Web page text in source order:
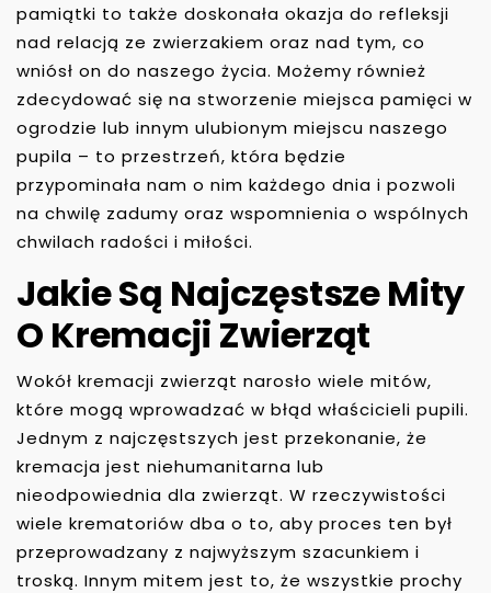
pamiątki to także doskonała okazja do refleksji
nad relacją ze zwierzakiem oraz nad tym, co
wniósł on do naszego życia. Możemy również
zdecydować się na stworzenie miejsca pamięci w
ogrodzie lub innym ulubionym miejscu naszego
pupila – to przestrzeń, która będzie
przypominała nam o nim każdego dnia i pozwoli
na chwilę zadumy oraz wspomnienia o wspólnych
chwilach radości i miłości.
Jakie Są Najczęstsze Mity
O Kremacji Zwierząt
Wokół kremacji zwierząt narosło wiele mitów,
które mogą wprowadzać w błąd właścicieli pupili.
Jednym z najczęstszych jest przekonanie, że
kremacja jest niehumanitarna lub
nieodpowiednia dla zwierząt. W rzeczywistości
wiele krematoriów dba o to, aby proces ten był
przeprowadzany z najwyższym szacunkiem i
troską. Innym mitem jest to, że wszystkie prochy